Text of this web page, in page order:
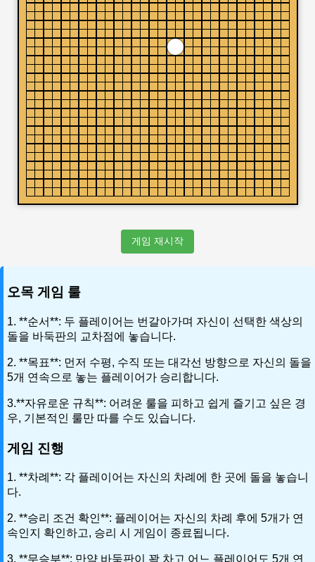
게임 재시작
오목 게임 룰
1. **순서**: 두 플레이어는 번갈아가며 자신이 선택한 색상의
돌을 바둑판의 교차점에 놓습니다.
2. **목표**: 먼저 수평, 수직 또는 대각선 방향으로 자신의 돌을
5개 연속으로 놓는 플레이어가 승리합니다.
3.**자유로운 규칙**: 어려운 룰을 피하고 쉽게 즐기고 싶은 경
우, 기본적인 룰만 따를 수도 있습니다.
게임 진행
1. **차례**: 각 플레이어는 자신의 차례에 한 곳에 돌을 놓습니
다.
2. **승리 조건 확인**: 플레이어는 자신의 차례 후에 5개가 연
속인지 확인하고, 승리 시 게임이 종료됩니다.
3. **무승부**: 만약 바둑판이 꽉 차고 어느 플레이어도 5개 연